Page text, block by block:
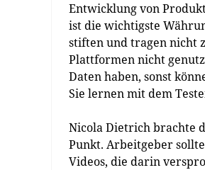
Entwicklung von
ist die wichtigste
stiften und tragen nicht
Plattformen nicht
Daten haben, sonst
Sie lernen mit dem
Nicola Dietrich brachte
Punkt. Arbeitgeber
Videos, die darin